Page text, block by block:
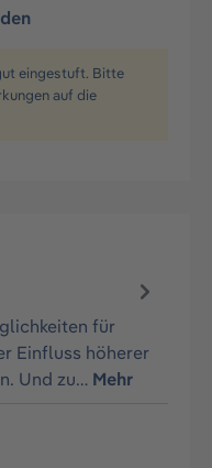
eingestuft. Bitte
auf die
für
Einfluss höherer
Und zu… Mehr